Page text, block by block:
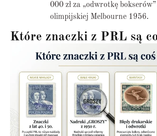
000 zł za „odwrotkę
olimpijskiej Melbourne 1956.
Które znaczki z PRL są